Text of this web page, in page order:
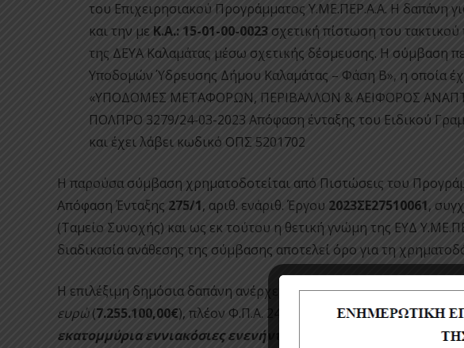
του Επιχειρησιακού Προγράμματος Υ.ΜΕ.ΠΕΡ.Α.Α. Η δαπάνη
και την με Κ.Α.: 15-01-00-0023 σχετική πίστωση του
της ΔΕΥΑ Καλαμάτας μέσω σχετικής δέσμευσης. Η σύμβαση
Υποδομών Ύδρευσης Δήμου Καλαμάτας – Φάση Β», η οποία
«ΥΠΟΔΟΜΕΣ ΜΕΤΑΦΟΡΩΝ, ΠΕΡΙΒΑΛΛΟΝ & ΑΕΙΦΟΡΟΣ
ΠΟΛΠΡΟ 3279/24-03-2023 Απόφαση ένταξης του Ειδικού
και έχει λάβει κωδικό ΟΠΣ 5201702
Η παρούσα σύμβαση χρηματοδοτείται από Πιστώσεις του
Απόφαση Ένταξης 275/1, αριθ. ενάριθ. Έργου 2023ΣΕ27510061,
(Ταμείο Συνοχής) και ως εκ τούτου η θετική γνώμη της ΕΥΔ
διαδικασία ανάθεσης της σύμβασης αποτελεί όρο για τη
Η επιλέξιμη δημόσια δαπάνη ανέρχεται σεεπτά εκατομμύρια
ευρώ(7.255.100,00€), πλέον Φ.Π.Α. 24% ( 1.741.224,00€), ήτοι η
εκατομμύρια εννιακόσιες ενενήντα έξι χιλιάδες και